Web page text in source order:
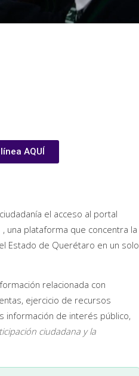
AQUÍ
el acceso al portal
, una plataforma que concentra la
Estado de Querétaro en un solo
relacionada con
ejercicio de recursos
información de interés público,
ciudadana y la